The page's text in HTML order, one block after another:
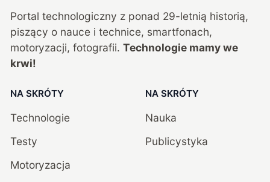
Portal technologiczny z ponad 29-letnią historią,
piszący o nauce i technice, smartfonach,
motoryzacji, fotografii. Technologie mamy we
krwi!
NA SKRÓTY
Technologie
Testy
Motoryzacja
NA SKRÓTY
Nauka
Publicystyka